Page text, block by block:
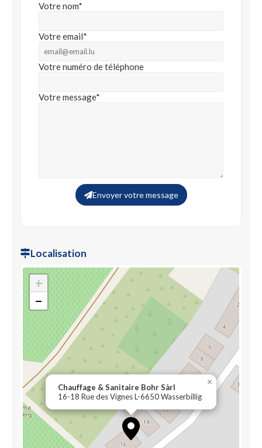
Votre nom*
Votre email*
Votre numéro de téléphone
Votre message*
Envoyer votre message
Localisation
Chauffage & Sanitaire Bohr Sàrl
16-18 Rue des Vignes L-6650 Wasserbillig
×
+
−